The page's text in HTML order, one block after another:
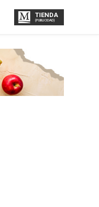
TIENDA
(PUBLICIDAD)